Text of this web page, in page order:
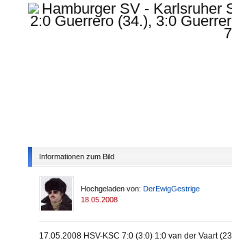
Informationen zum Bild
Hochgeladen von: DerEwigGestrige
18.05.2008
17.05.2008 HSV-KSC 7:0 (3:0) 1:0 van der Vaart